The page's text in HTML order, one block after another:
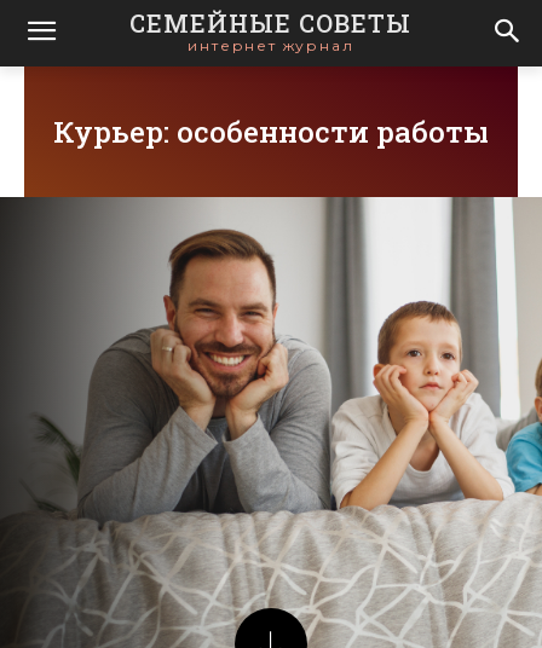
СЕМЕЙНЫЕ СОВЕТЫ
интернет журнал
Курьер: особенности работы